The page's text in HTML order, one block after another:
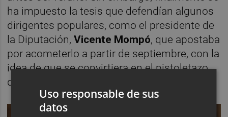
ha impuesto la tesis que defendían algunos
dirigentes populares, como el presidente de
la Diputación,Vicente Mompó, que apostaba
por acometerlo a partir de septiembre, con la
idea de que se convirtiera en el pistoletazo
de salida de la precampaña electoral.
Uso responsable de sus
datos